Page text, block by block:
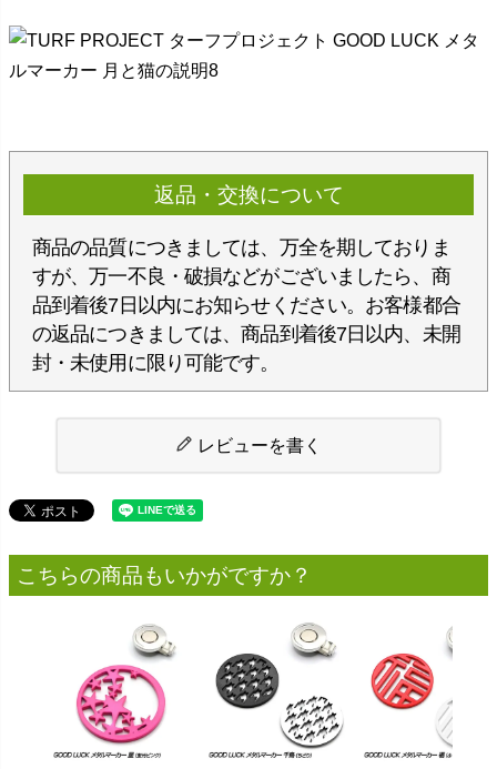
返品・交換について
商品の品質につきましては、万全を期しておりま
すが、万一不良・破損などがございましたら、商
品到着後7日以内にお知らせください。お客様都合
の返品につきましては、商品到着後7日以内、未開
封・未使用に限り可能です。
レビューを書く
こちらの商品もいかがですか？